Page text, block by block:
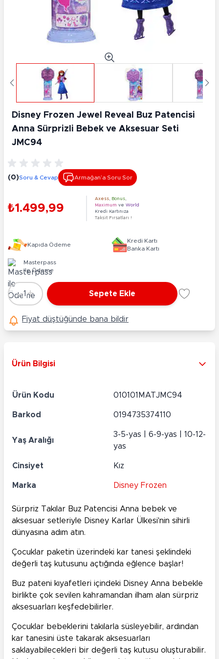
Disney Frozen Jewel Reveal Buz Patencisi
Anna Sürprizli Bebek ve Aksesuar Seti
JMC94
(0)Soru & Cevap Armağan’a Soru Sor
₺1.499,99
Axess Bonus
Maximum ve World
Kredi Kartınıza
Taksit Fırsatları !
Kapıda Ödeme
Kredi Kartı
Banka Kartı
Masterpass
ile Ödeme
Adet
-1 + Sepete Ekle
Fiyat düştüğünde bana bildir
Ürün Bilgisi
Ürün Kodu 010101MATJMC94
Barkod 0194735374110
Yaş Aralığı
3-5-yas | 6-9-yas | 10-12-
yas
Cinsiyet Kız
Marka Disney Frozen
Sürpriz Takılar Buz Patencisi Anna bebek ve
aksesuar setleriyle Disney Karlar Ülkesi'nin sihirli
dünyasına adım atın.
Çocuklar paketin üzerindeki kar tanesi şeklindeki
değerli taş kutusunu açtığında eğlence başlar!
Buz pateni kıyafetleri içindeki Disney Anna bebekle
birlikte çok sevilen kahramandan ilham alan sürpriz
aksesuarları keşfedebilirler.
Çocuklar bebeklerini takılarla süsleyebilir, ardından
kar tanesini üste takarak aksesuarları
saklayabilecekleri bir değerli taş kutusu oluşturabilir.